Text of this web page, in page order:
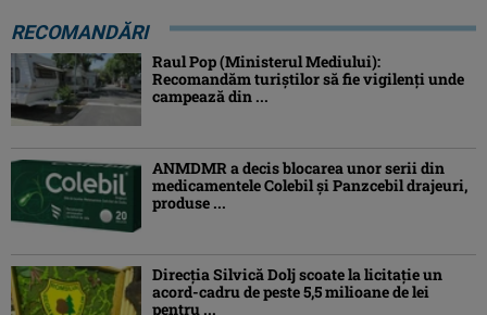
RECOMANDĂRI
Raul Pop (Ministerul Mediului):
Recomandăm turiştilor să fie vigilenţi unde
campează din ...
ANMDMR a decis blocarea unor serii din
medicamentele Colebil și Panzcebil drajeuri,
produse ...
Direcția Silvică Dolj scoate la licitație un
acord-cadru de peste 5,5 milioane de lei
pentru ...